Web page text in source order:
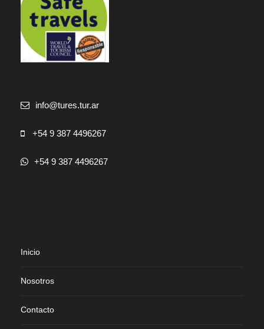
info@tures.tur.ar
+54 9 387 4496267
+54 9 387 4496267
Inicio
Nosotros
Contacto